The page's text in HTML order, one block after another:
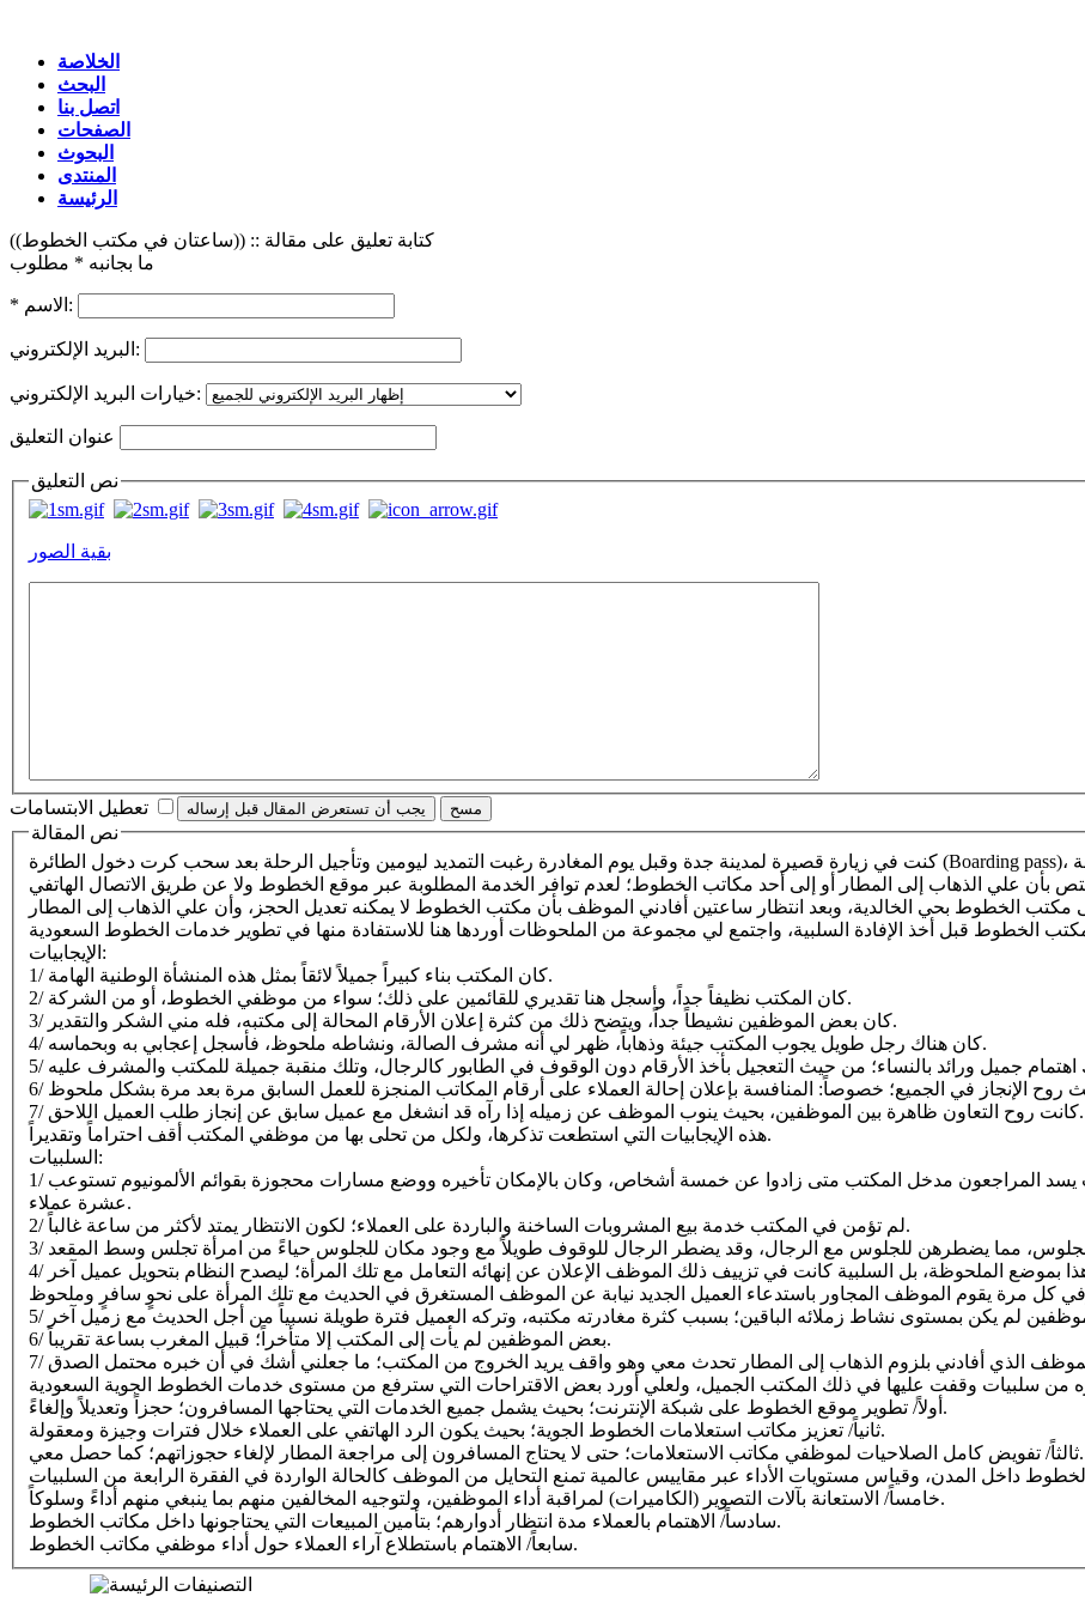
الخلاصة
البحث
اتصل بنا
الصفحات
البحوث
المنتدى
الرئيسة
كتابة تعليق على مقالة :: ((ساعتان في مكتب الخطوط))
ما بجانبه * مطلوب
* الاسم:
البريد الإلكتروني:
خيارات البريد الإلكتروني:
عنوان التعليق
نص التعليق
بقية الصور
نص المقالة
كنت في زيارة قصيرة لمدينة جدة وقبل يوم المغادرة رغبت التمديد ليومين وتأجيل الرحلة بعد سحب كرت دخول الطائرة (Boarding pass)، فاتصلت بهاتف الخطوط الجوية السعودية، وبعد انتظار 15 دقيقة
الإيجابيات:
1/ كان المكتب بناء كبيراً جميلاً لائقاً بمثل هذه المنشأة الوطنية الهامة.
2/ كان المكتب نظيفاً جداً، وأسجل هنا تقديري للقائمين على ذلك؛ سواء من موظفي الخطوط، أو من الشركة.
3/ كان بعض الموظفين نشيطاً جداً، ويتضح ذلك من كثرة إعلان الأرقام المحالة إلى مكتبه، فله مني الشكر والتقدير.
4/ كان هناك رجل طويل يجوب المكتب جيئة وذهاباً، ظهر لي أنه مشرف الصالة، ونشاطه ملحوظ، فأسجل إعجابي به وبحماسه.
7/ كانت روح التعاون ظاهرة بين الموظفين، بحيث ينوب الموظف عن زميله إذا رآه قد انشغل مع عميل سابق عن إنجاز طلب العميل اللاحق.
هذه الإيجابيات التي استطعت تذكرها، ولكل من تحلى بها من موظفي المكتب أقف احتراماً وتقديراً.
السلبيات:
1/ كانت منصة إعطاء الأرقام للداخلين قريبة جداً من المدخل بحيث يسد المراجعون مدخل المكتب متى زادوا عن خمسة أشخاص، وكان بالإمكان تأخيره ووضع مسارات محجوزة بقوائم الألمونيوم تستوعب
عشرة عملاء.
2/ لم تؤمن في المكتب خدمة بيع المشروبات الساخنة والباردة على العملاء؛ لكون الانتظار يمتد لأكثر من ساعة غالباً.
4/ استغرق أحد الموظفين مع إحدى النساء قرابة 45 دقيقة، وليس هذا بموضع الملحوظة، بل السلبية كانت في تزييف ذلك الموظف الإعلان عن إنهائه التعامل مع تلك المرأة؛ ليصدح النظام بتحويل عميل آخر
6/ بعض الموظفين لم يأت إلى المكتب إلا متأخراً؛ قبيل المغرب بساعة تقريباً.
أولاً/ تطوير موقع الخطوط على شبكة الإنترنت؛ بحيث يشمل جميع الخدمات التي يحتاجها المسافرون؛ حجزاً وتعديلاً وإلغاءً.
ثانياً/ تعزيز مكاتب استعلامات الخطوط الجوية؛ بحيث يكون الرد الهاتفي على العملاء خلال فترات وجيزة ومعقولة.
ثالثاً/ تفويض كامل الصلاحيات لموظفي مكاتب الاستعلامات؛ حتى لا يحتاج المسافرون إلى مراجعة المطار لإلغاء حجوزاتهم؛ كما حصل معي.
خامساً/ الاستعانة بآلات التصوير (الكاميرات) لمراقبة أداء الموظفين، ولتوجيه المخالفين منهم بما ينبغي منهم أداءً وسلوكاً.
سادساً/ الاهتمام بالعملاء مدة انتظار أدوارهم؛ بتأمين المبيعات التي يحتاجونها داخل مكاتب الخطوط.
سابعاً/ الاهتمام باستطلاع آراء العملاء حول أداء موظفي مكاتب الخطوط.
التصنيفات الرئيسة